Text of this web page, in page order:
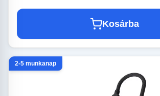
Kosárba
2-5 munkanap